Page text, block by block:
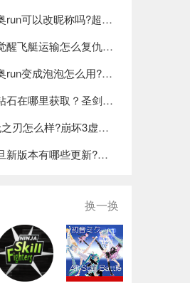
超级马里奥run可以改昵称吗?超级马里奥run昵称修改方法
最终幻想觉醒飞艇运输怎么复仇?最终幻想觉醒飞艇运输复仇介绍!
超级马里奥run变成泡泡怎么用?超级马里奥run变成泡泡用法解析
圣剑契约钻石在哪里获取？圣剑契约钻石获取途径汇总！
崩坏3虚无之刃怎么样?崩坏3虚无之刃适配效果解析
阴阳师元旦新版本有哪些更新?阴阳师元旦新版本R卡加强
换一换